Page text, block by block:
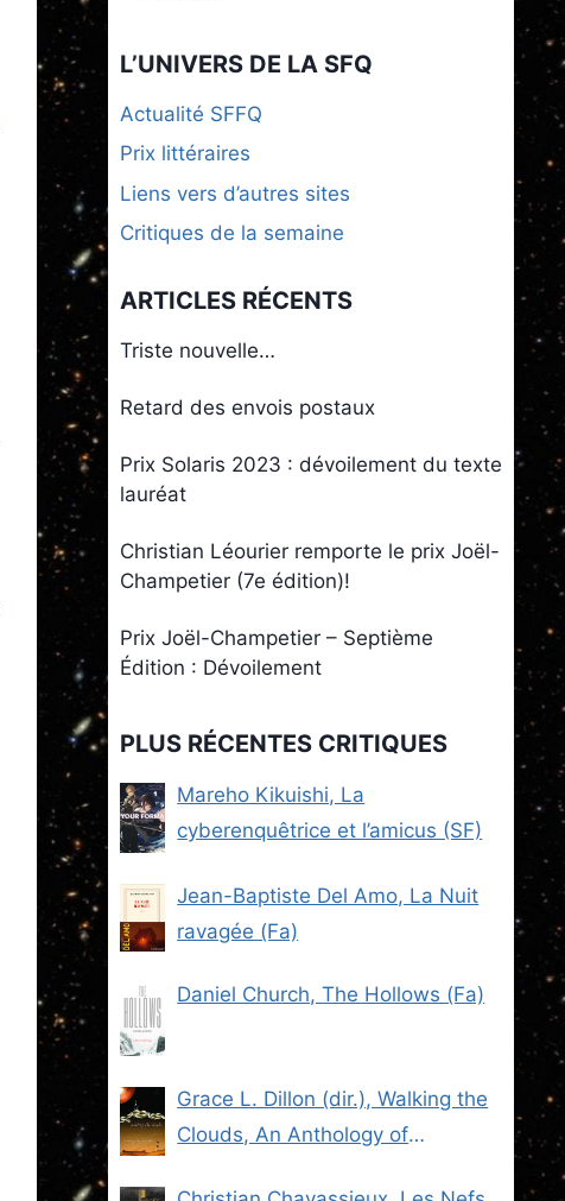
L’UNIVERS DE LA SFQ
Actualité SFFQ
Prix littéraires
Liens vers d’autres sites
Critiques de la semaine
ARTICLES RÉCENTS
Triste nouvelle…
Retard des envois postaux
Prix Solaris 2023 : dévoilement du texte
lauréat
Christian Léourier remporte le prix Joël-
Champetier (7e édition)!
Prix Joël-Champetier – Septième
Édition : Dévoilement
PLUS RÉCENTES CRITIQUES
Mareho Kikuishi, La
cyberenquêtrice et l’amicus (SF)
Jean-Baptiste Del Amo, La Nuit
ravagée (Fa)
Daniel Church, The Hollows (Fa)
Grace L. Dillon (dir.), Walking the
Clouds, An Anthology of